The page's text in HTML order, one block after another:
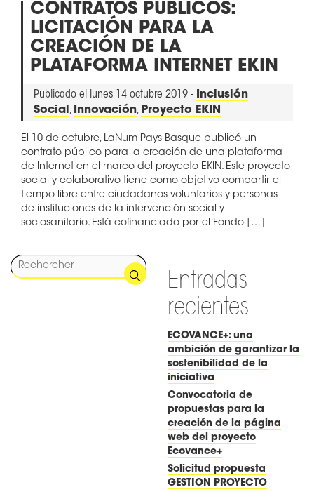
CONTRATOS PÚBLICOS:
LICITACIÓN PARA LA
CREACIÓN DE LA
PLATAFORMA INTERNET EKIN
Publicado el lunes 14 octubre 2019 -
Inclusión
Social , Innovación, Proyecto EKIN
El 10 de octubre, LaNum Pays Basque publicó un
contrato público para la creación de una plataforma
de Internet en el marco del proyecto EKIN. Este proyecto
social y colaborativo tiene como objetivo compartir el
tiempo libre entre ciudadanos voluntarios y personas
de instituciones de la intervención social y
sociosanitario. Está cofinanciado por el Fondo […]
Entradas
recientes
ECOVANCE+: una
ambición de garantizar la
sostenibilidad de la
iniciativa
Convocatoria de
propuestas para la
creación de la página
web del proyecto
Ecovance+
Solicitud propuesta
GESTION PROYECTO